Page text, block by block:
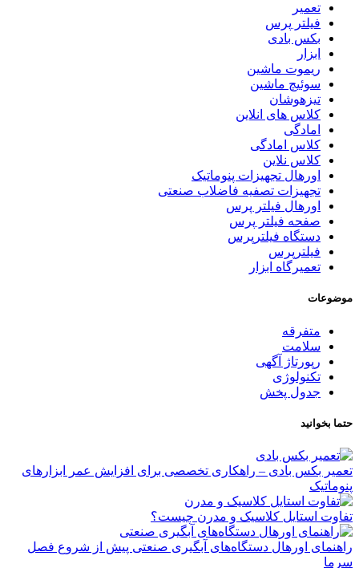
تعمیر
فیلتر پرس
بکس بادی
ابزار
ریموت ماشین
سوئیچ ماشین
تیزهوشان
کلاس های انلاین
امادگی
کلاس امادگی
کلاس نلاین
اورهال تجهیزات پنوماتیک
تجهیزات تصفیه فاضلاب صنعتی
اورهال فیلتر پرس
صفحه فیلتر پرس
دستگاه فیلترپرس
فیلترپرس
تعمیرگاه ابزار
موضوعات
متفرقه
سلامت
رپورتاژ آگهی
تکنولوژی
جدول پخش
حتما بخوانید
تعمیر بکس بادی – راهکاری تخصصی برای افزایش عمر ابزارهای
پنوماتیک
تفاوت استایل کلاسیک و مدرن چیست؟
راهنمای اورهال دستگاه‌های آبگیری صنعتی پیش از شروع فصل
سرما